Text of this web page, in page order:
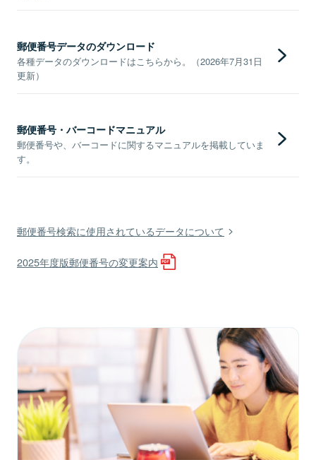
郵便番号データのダウンロード
各種データのダウンロードはこちらから。（2026年7月31日
更新）
郵便番号・バーコードマニュアル
郵便番号や、バーコードに関するマニュアルを掲載していま
す。
郵便番号検索に使用されているデータについて
2025年度版郵便番号の変更案内